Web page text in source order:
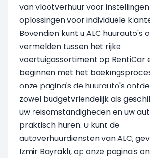
van vlootverhuur voor
oplossingen voor individuele
Bovendien kunt u ALC huurauto's
vermelden tussen het rijke
voertuigassortiment op RentiCar
beginnen met het
onze pagina's de huurauto's
zowel budgetvriendelijk als
uw reisomstandigheden en uw
praktisch huren. U kunt de
autoverhuurdiensten van ALC,
Izmir Bayraklı, op onze pagina's